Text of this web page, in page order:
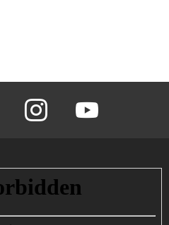
instagram youtube